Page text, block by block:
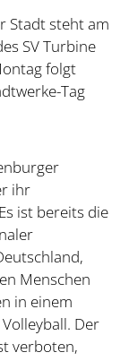
Stadt steht am
SV Turbine
folgt
Tag
ihr
ist bereits die
Menschen
in einem
Der
verboten,